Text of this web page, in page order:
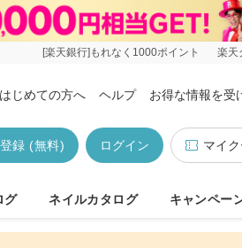
[楽天銀行]もれなく1000ポイント 楽天
はじめての方へ ヘルプ お得な情報を受
マイ
ログイン
録 (無料)
グ ネイルカタログ キャンペー